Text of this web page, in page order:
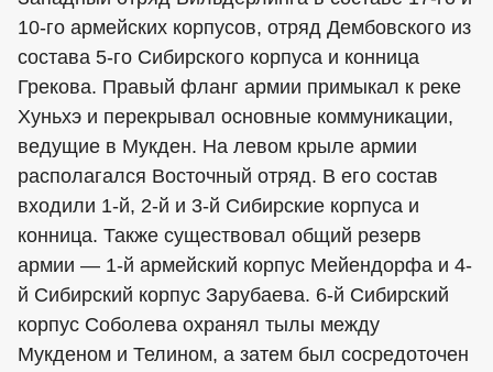
10-го армейских корпусов, отряд Дембовского из
состава 5-го Сибирского корпуса и конница
Грекова. Правый фланг армии примыкал к реке
Хуньхэ и перекрывал основные коммуникации,
ведущие в Мукден. На левом крыле армии
располагался Восточный отряд. В его состав
входили 1-й, 2-й и 3-й Сибирские корпуса и
конница. Также существовал общий резерв
армии — 1-й армейский корпус Мейендорфа и 4-
й Сибирский корпус Зарубаева. 6-й Сибирский
корпус Соболева охранял тылы между
Мукденом и Телином, а затем был сосредоточен